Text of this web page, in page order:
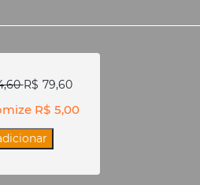
R$ 79,60
R$ 5,00